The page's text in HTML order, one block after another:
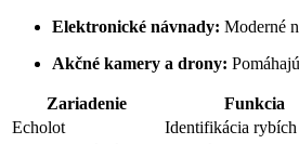
Elektronické návnady: Moderné
Akčné kamery a drony:
Zariadenie Funkcia
Echolot
Identifikácia